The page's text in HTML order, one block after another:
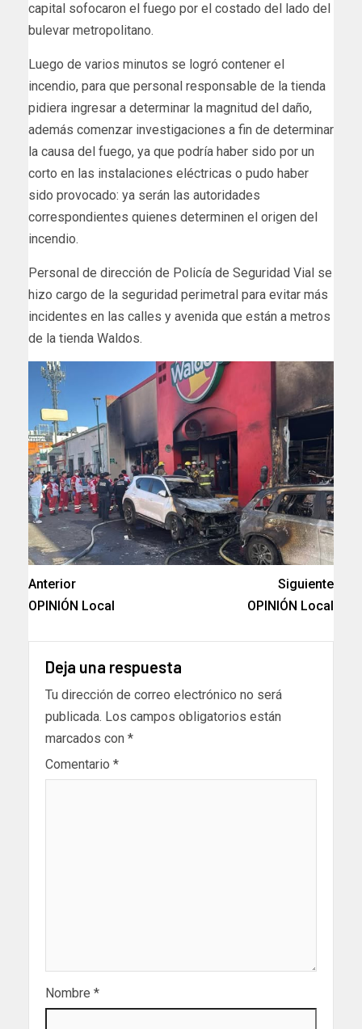
capital sofocaron el fuego por el costado del lado del
bulevar metropolitano.
Luego de varios minutos se logró contener el
incendio, para que personal responsable de la tienda
pidiera ingresar a determinar la magnitud del daño,
además comenzar investigaciones a fin de determinar
la causa del fuego, ya que podría haber sido por un
corto en las instalaciones eléctricas o pudo haber
sido provocado: ya serán las autoridades
correspondientes quienes determinen el origen del
incendio.
Personal de dirección de Policía de Seguridad Vial se
hizo cargo de la seguridad perimetral para evitar más
incidentes en las calles y avenida que están a metros
de la tienda Waldos.
Anterior
OPINIÓN Local
Siguiente
OPINIÓN Local
Deja una respuesta
Tu dirección de correo electrónico no será
publicada. Los campos obligatorios están
marcados con *
Comentario *
Nombre *